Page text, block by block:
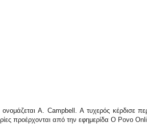
A. Campbell. Α τυχερός κέρδισε
προέρχονται από την εφημερίδα O Povo